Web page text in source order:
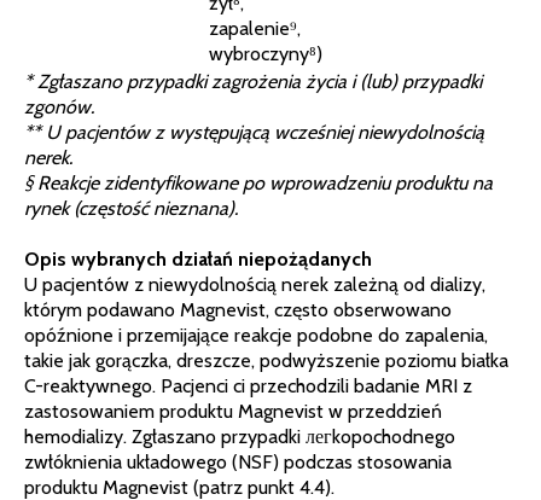
zapalenie⁹,
wybroczyny⁸)
* Zgłaszano przypadki zagrożenia życia i (lub) przypadki
zgonów.
** U pacjentów z występującą wcześniej niewydolnością
nerek.
§ Reakcje zidentyfikowane po wprowadzeniu produktu na
rynek (częstość nieznana).
Opis wybranych działań niepożądanych
U pacjentów z niewydolnością nerek zależną od dializy,
którym podawano Magnevist, często obserwowano
opóźnione i przemijające reakcje podobne do zapalenia,
takie jak gorączka, dreszcze, podwyższenie poziomu białka
C-reaktywnego. Pacjenci ci przechodzili badanie MRI z
zastosowaniem produktu Magnevist w przeddzień
hemodializy. Zgłaszano przypadki легkopochodnego
zwłóknienia układowego (NSF) podczas stosowania
produktu Magnevist (patrz punkt 4.4).